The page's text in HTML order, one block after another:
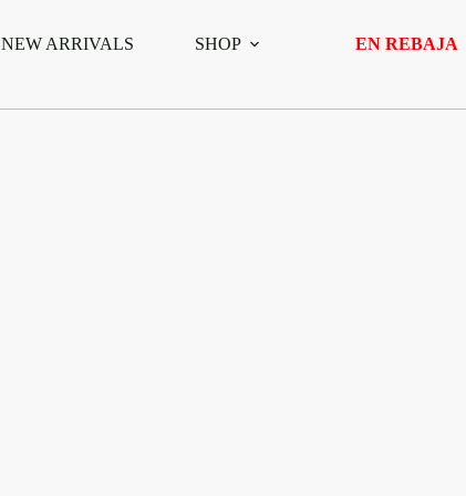
NEW ARRIVALS SHOP EN REBAJA